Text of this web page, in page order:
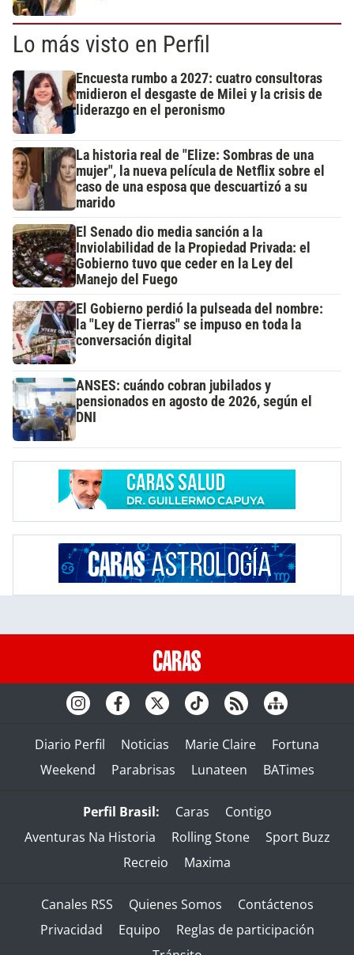
Lo más visto en Perfil
Encuesta rumbo a 2027: cuatro consultoras
midieron el desgaste de Milei y la crisis de
liderazgo en el peronismo
La historia real de "Elize: Sombras de una
mujer", la nueva película de Netflix sobre el
caso de una esposa que descuartizó a su
marido
El Senado dio media sanción a la
Inviolabilidad de la Propiedad Privada: el
Gobierno tuvo que ceder en la Ley del
Manejo del Fuego
El Gobierno perdió la pulseada del nombre:
la "Ley de Tierras" se impuso en toda la
conversación digital
ANSES: cuándo cobran jubilados y
pensionados en agosto de 2026, según el
DNI
Diario Perfil Noticias Marie Claire
Fortuna
Weekend
Parabrisas Lunateen BATimes
Perfil Brasil: Caras
Contigo
Aventuras Na Historia
Rolling Stone
Sport Buzz
Recreio
Maxima
Canales RSS Quienes Somos
Contáctenos
Privacidad
Equipo
Reglas de participación